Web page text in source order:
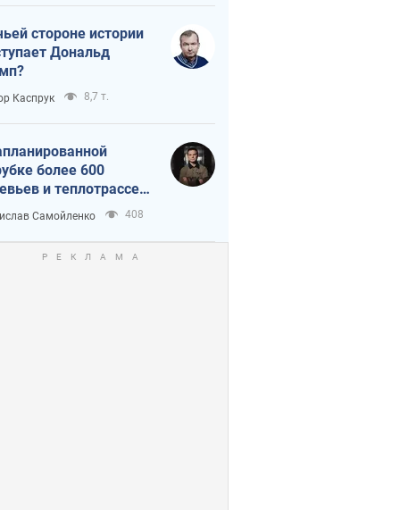
стороне истории
Дональд
Каспрук 8,7 т.
более 600
и теплотрассе:
на
в Киеве
Самойленко 408